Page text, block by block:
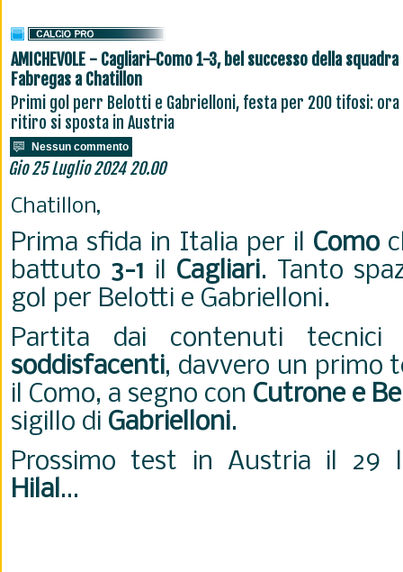
AMICHEVOLE - Cagliari-Como 1-3, bel successo della squadra
Fabregas a Chatillon
Primi gol perr Belotti e Gabrielloni, festa per 200 tifosi: ora
ritiro si sposta in Austria
Nessun commento
Gio 25 Luglio 2024 20.00
Chatillon,
Prima sfida in Italia per il Como
battuto 3-1 il Cagliari. Tanto
gol per Belotti e Gabrielloni.
Partita dai contenuti tecnici
soddisfacenti, davvero un primo
il Como, a segno con Cutrone e
sigillo di Gabrielloni.
Prossimo test in Austria il 29
Hilal…